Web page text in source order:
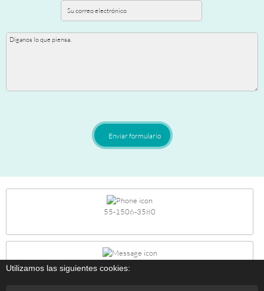
Enviar formulario
55-1506-3580
atnalcliente@bocetos.com.mx
Utilizamos las siguientes cookies: